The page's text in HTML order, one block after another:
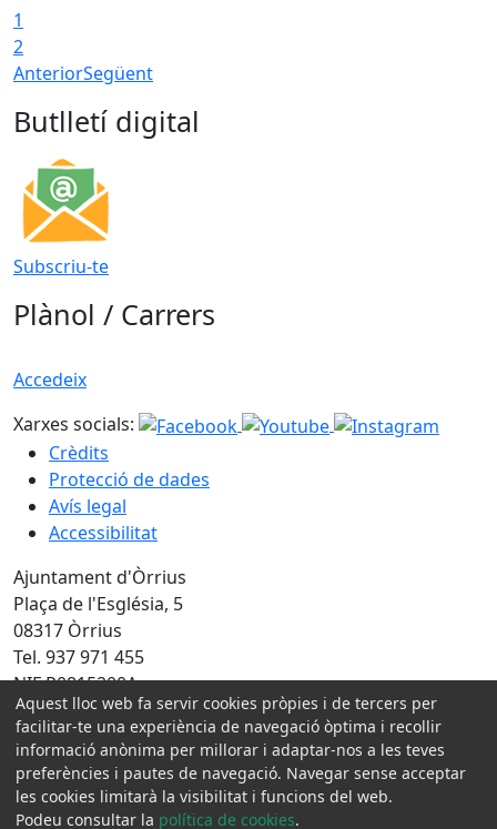
1
2
AnteriorSegüent
Butlletí digital
Subscriu-te
Plànol / Carrers
Accedeix
Xarxes socials:
Crèdits
Protecció de dades
Avís legal
Accessibilitat
Ajuntament d'Òrrius
Plaça de l'Església, 5
08317 Òrrius
Tel. 937 971 455
NIF P0815200A
Amb la col·laboració de:
Aquest lloc web fa servir cookies pròpies i de tercers per
facilitar-te una experiència de navegació òptima i recollir
informació anònima per millorar i adaptar-nos a les teves
preferències i pautes de navegació. Navegar sense acceptar
les cookies limitarà la visibilitat i funcions del web.
Podeu consultar la política de cookies.